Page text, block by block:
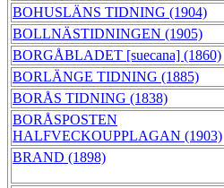
BOHUSLÄNS TIDNING (1904)
BOLLNÄSTIDNINGEN (1905)
BORGÅBLADET [suecana] (1860)
BORLÄNGE TIDNING (1885)
BORÅS TIDNING (1838)
BORÅSPOSTEN
HALFVECKOUPPLAGAN (1903)
BRAND (1898)